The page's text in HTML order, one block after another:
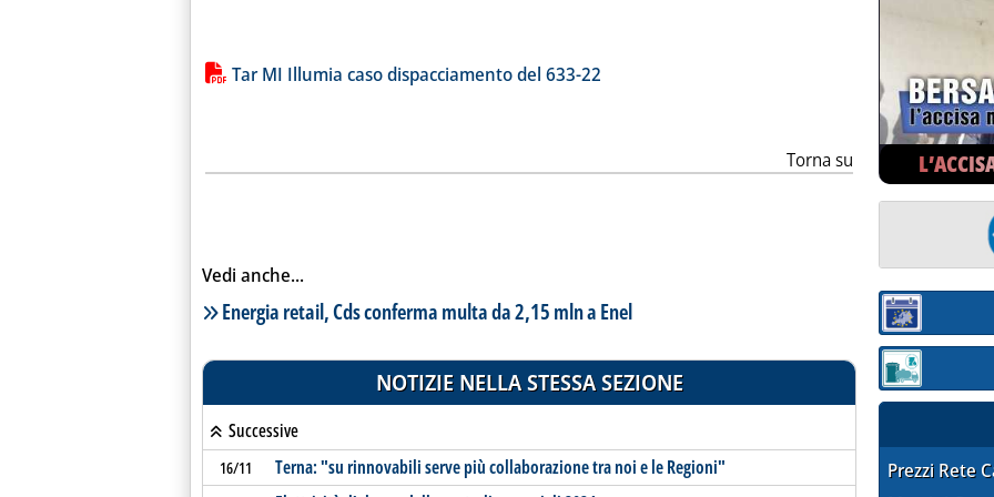
Lista allegati PDF alla notizia
Tar MI Illumia caso dispacciamento del 633-22
Torna su
Vedi anche...
Lista notizie correlate
Energia retail, Cds conferma multa da 2,15 mln a Enel
NOTIZIE NELLA STESSA SEZIONE
Successive
16/11 Terna: "su rinnovabili serve più collaborazione tra noi e le Regioni"
Sezione:
Sezione:
Prezzi Rete